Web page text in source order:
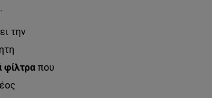
την
φίλτρα που